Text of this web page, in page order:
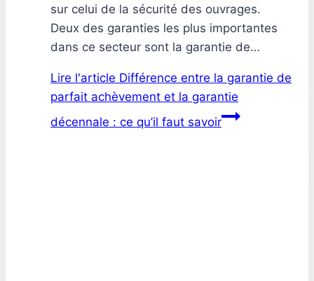
sur celui de la sécurité des ouvrages.
Deux des garanties les plus importantes
dans ce secteur sont la garantie de…
Lire l'article Différence entre la garantie de
parfait achèvement et la garantie
décennale : ce qu’il faut savoir